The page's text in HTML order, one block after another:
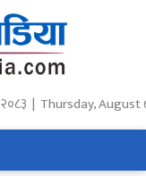
२०८३ | Thursday, August